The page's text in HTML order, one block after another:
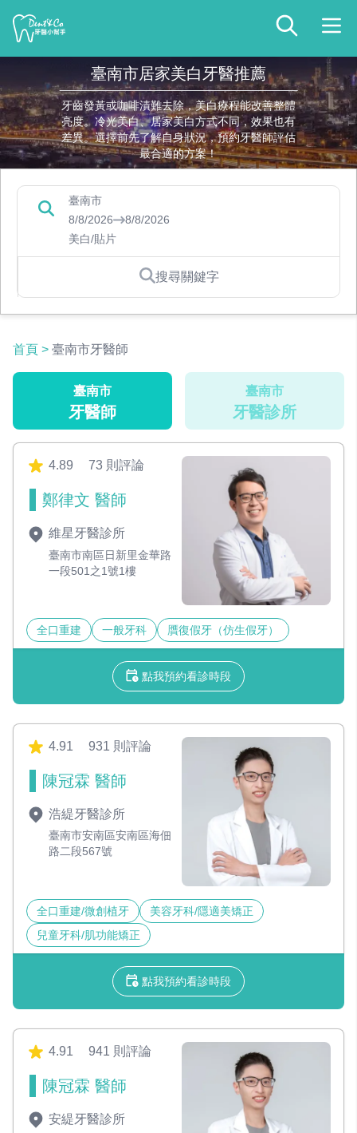
臺南市居家美白牙醫推薦
牙齒發黃或咖啡漬難去除，美白療程能改善整體
亮度。冷光美白、居家美白方式不同，效果也有
差異。選擇前先了解自身狀況，預約牙醫師評估
最合適的方案！
臺南市
8/8/2026
8/8/2026
美白/貼片
搜尋關鍵字
首頁 > 臺南市牙醫師
臺南市
牙醫師
臺南市
牙醫診所
4.89 73 則評論
鄭律文 醫師
維星牙醫診所
臺南市南區日新里金華路
一段501之1號1樓
全口重建 一般牙科 贋復假牙（仿生假牙）
點我預約看診時段
4.91 931 則評論
陳冠霖 醫師
浩緹牙醫診所
臺南市安南區安南區海佃
路二段567號
全口重建/微創植牙
美容牙科/隱適美矯正
兒童牙科/肌功能矯正
點我預約看診時段
4.91 941 則評論
陳冠霖 醫師
安緹牙醫診所